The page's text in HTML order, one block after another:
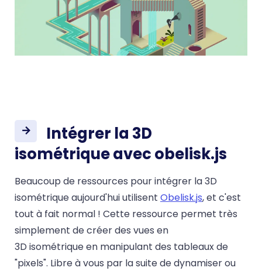
Intégrer la 3D
isométrique avec obelisk.js
Beaucoup de ressources pour intégrer la 3D
isométrique aujourd'hui utilisent Obelisk.js, et c'est
tout à fait normal ! Cette ressource permet très
simplement de créer des vues en
3D isométrique en manipulant des tableaux de
"pixels". Libre à vous par la suite de dynamiser ou